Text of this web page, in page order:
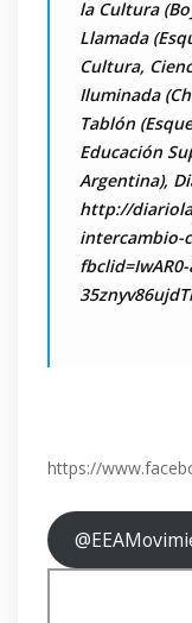
la Cultura
Llamada
Cultura,
Iluminada
Tablón
Educación
Argentina),
http://
intercambio-
https://